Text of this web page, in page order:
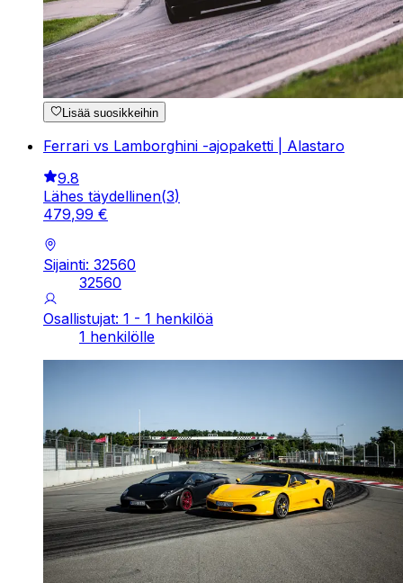
Lisää suosikkeihin
Ferrari vs Lamborghini -ajopaketti | Alastaro
9.8
Lähes täydellinen(3)
479,99 €
Sijainti: 32560
32560
Osallistujat: 1 - 1 henkilöä
1 henkilölle